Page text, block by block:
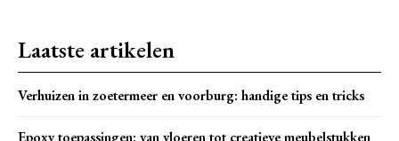
Laatste artikelen
Verhuizen in zoetermeer en voorburg: handige tips en tricks
Epoxy toepassingen: van vloeren tot creatieve meubelstukken